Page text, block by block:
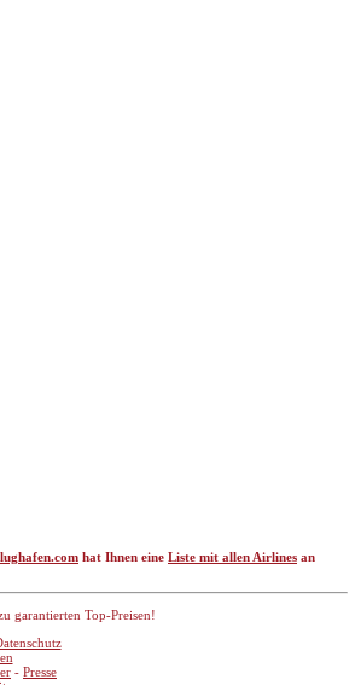
hat Ihnen eine Liste mit allen Airlines an
garantierten Top-Preisen!
- Presse